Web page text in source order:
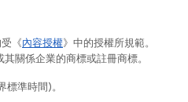
《內容授權》中的授權所規範。
關係企業的商標或註冊商標。
準時間)。